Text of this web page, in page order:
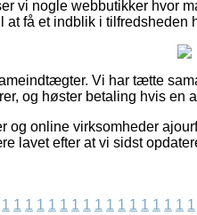
vi nogle webbutikker hvor
at få et indblik i tilfredsheden
Vi har tætte
og høster betaling hvis en
og online virksomheder
lavet efter at vi sidst
1 1 1 1 1 1 1 1 1 1 1 1 1 1 1 1 1